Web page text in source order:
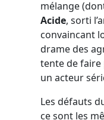
mélange
Acide, sorti
convaincant
drame des
tente de faire
un acteur
Les défauts
ce sont les